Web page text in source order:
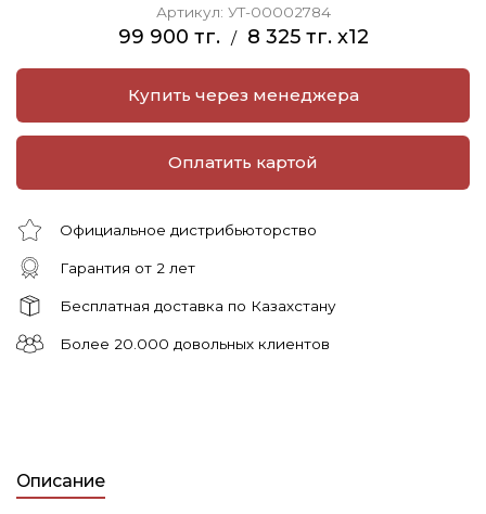
Артикул: УТ-00002784
99 900 тг. / 8 325 тг. x12
Купить через менеджера
Оплатить картой
Официальное дистрибьюторство
Гарантия от 2 лет
Бесплатная доставка по Казахстану
Более 20.000 довольных клиентов
Описание